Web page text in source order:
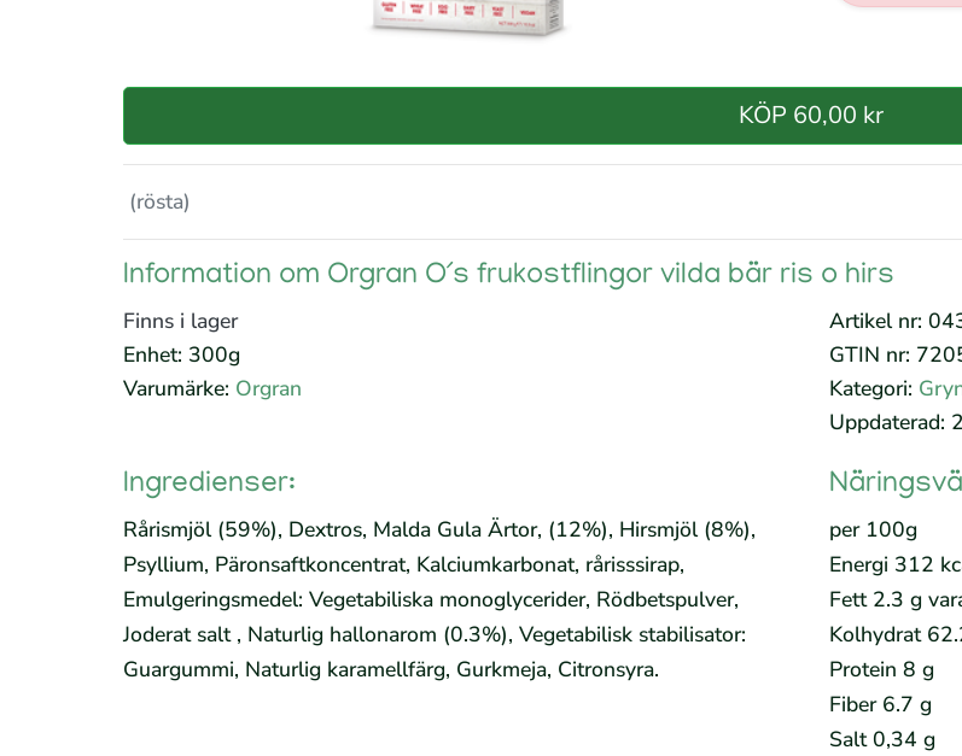
KÖP 60,00 kr
(rösta)
Information om Orgran O´s frukostflingor vilda bär ris o hirs
Finns i lager
Enhet: 300g
Varumärke: Orgran
Artikel nr:
GTIN nr:
Kategori:
Uppdaterad:
Ingredienser:
Rårismjöl (59%), Dextros, Malda Gula Ärtor, (12%), Hirsmjöl (8%),
Psyllium, Päronsaftkoncentrat, Kalciumkarbonat, rårisssirap,
Emulgeringsmedel: Vegetabiliska monoglycerider, Rödbetspulver,
Joderat salt , Naturlig hallonarom (0.3%), Vegetabilisk stabilisator:
Guargummi, Naturlig karamellfärg, Gurkmeja, Citronsyra.
per 100g
Energi 312
Fett 2.3 g
Kolhydrat
Protein 8 g
Fiber 6.7 g
Salt 0,34 g